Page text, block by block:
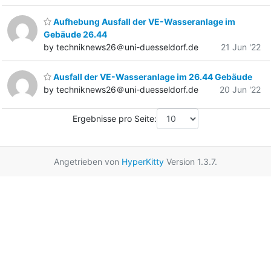
Aufhebung Ausfall der VE-Wasseranlage im
Gebäude 26.44
by techniknews26＠uni-duesseldorf.de
21 Jun '22
Ausfall der VE-Wasseranlage im 26.44 Gebäude
by techniknews26＠uni-duesseldorf.de
20 Jun '22
Ergebnisse pro Seite:
Angetrieben von HyperKitty Version 1.3.7.